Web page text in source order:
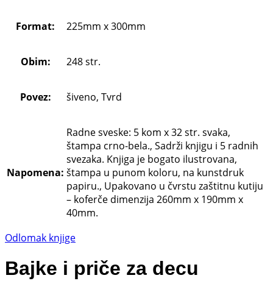
Format: 225mm x 300mm
Obim: 248 str.
Povez: šiveno, Tvrd
Napomena:
Radne sveske: 5 kom x 32 str. svaka,
štampa crno-bela., Sadrži knjigu i 5 radnih
svezaka. Knjiga je bogato ilustrovana,
štampa u punom koloru, na kunstdruk
papiru., Upakovano u čvrstu zaštitnu kutiju
– koferče dimenzija 260mm x 190mm x
40mm.
Odlomak knjige
Bajke i priče za decu